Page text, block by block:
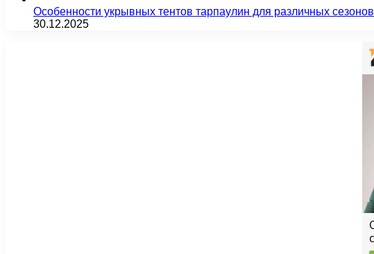
Особенности укрывных тентов тарпаулин для различных сезонов
30.12.2025